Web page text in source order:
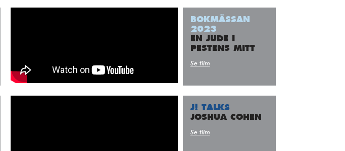
BOKMÄSSAN
2023
EN JUDE I
PESTENS MITT
Se film
J! TALKS
JOSHUA COHEN
Se film